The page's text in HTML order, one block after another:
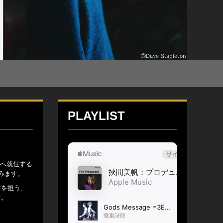
就任する
す。
担う、
PLAYLIST